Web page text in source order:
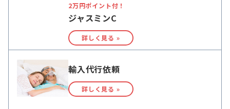
2万円ポイント付！
ジャスミンC
詳しく見る »
輸入代行依頼
詳しく見る »